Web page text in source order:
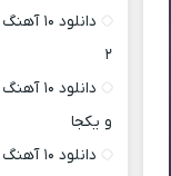
۲
و یکجا